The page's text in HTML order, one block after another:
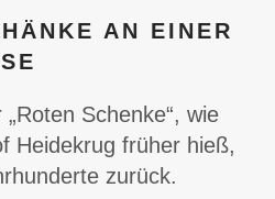
AN EINER
Schenke“, wie
Heidekrug früher hieß,
zurück.